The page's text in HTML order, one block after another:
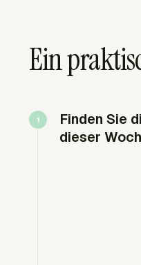
Ein
Finden Sie
dieser